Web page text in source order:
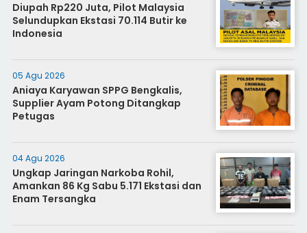
Diupah Rp220 Juta, Pilot Malaysia
Selundupkan Ekstasi 70.114 Butir ke
Indonesia
05 Agu 2026
Aniaya Karyawan SPPG Bengkalis,
Supplier Ayam Potong Ditangkap
Petugas
04 Agu 2026
Ungkap Jaringan Narkoba Rohil,
Amankan 86 Kg Sabu 5.171 Ekstasi dan
Enam Tersangka